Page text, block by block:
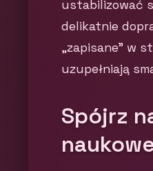
ustabilizować
delikatnie
„zapisane” w
uzupełniają
Spójrz